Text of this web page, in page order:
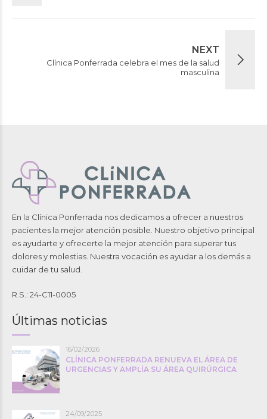
NEXT
Clínica Ponferrada celebra el mes de la salud
masculina
En la Clínica Ponferrada nos dedicamos a ofrecer a nuestros
pacientes la mejor atención posible. Nuestro objetivo principal
es ayudarte y ofrecerte la mejor atención para superar tus
dolores y molestias. Nuestra vocación es ayudar a los demás a
cuidar de tu salud.
R.S.: 24-C11-0005
Últimas noticias
16/02/2026
CLÍNICA PONFERRADA RENUEVA EL ÁREA DE
URGENCIAS Y AMPLÍA SU ÁREA QUIRÚRGICA
24/09/2025